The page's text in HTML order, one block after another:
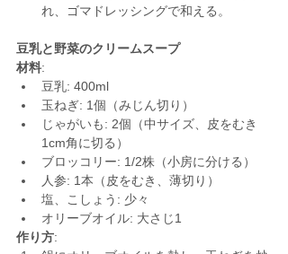
れ、ゴマドレッシングで和える。
豆乳と野菜のクリームスープ
材料:
豆乳: 400ml
玉ねぎ: 1個（みじん切り）
じゃがいも: 2個（中サイズ、皮をむき
1cm角に切る）
ブロッコリー: 1/2株（小房に分ける）
人参: 1本（皮をむき、薄切り）
塩、こしょう: 少々
オリーブオイル: 大さじ1
作り方: